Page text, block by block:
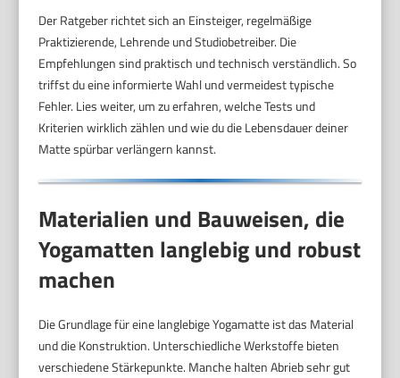
Der Ratgeber richtet sich an Einsteiger, regelmäßige
Praktizierende, Lehrende und Studiobetreiber. Die
Empfehlungen sind praktisch und technisch verständlich. So
triffst du eine informierte Wahl und vermeidest typische
Fehler. Lies weiter, um zu erfahren, welche Tests und
Kriterien wirklich zählen und wie du die Lebensdauer deiner
Matte spürbar verlängern kannst.
Materialien und Bauweisen, die
Yogamatten langlebig und robust
machen
Die Grundlage für eine langlebige Yogamatte ist das Material
und die Konstruktion. Unterschiedliche Werkstoffe bieten
verschiedene Stärkepunkte. Manche halten Abrieb sehr gut